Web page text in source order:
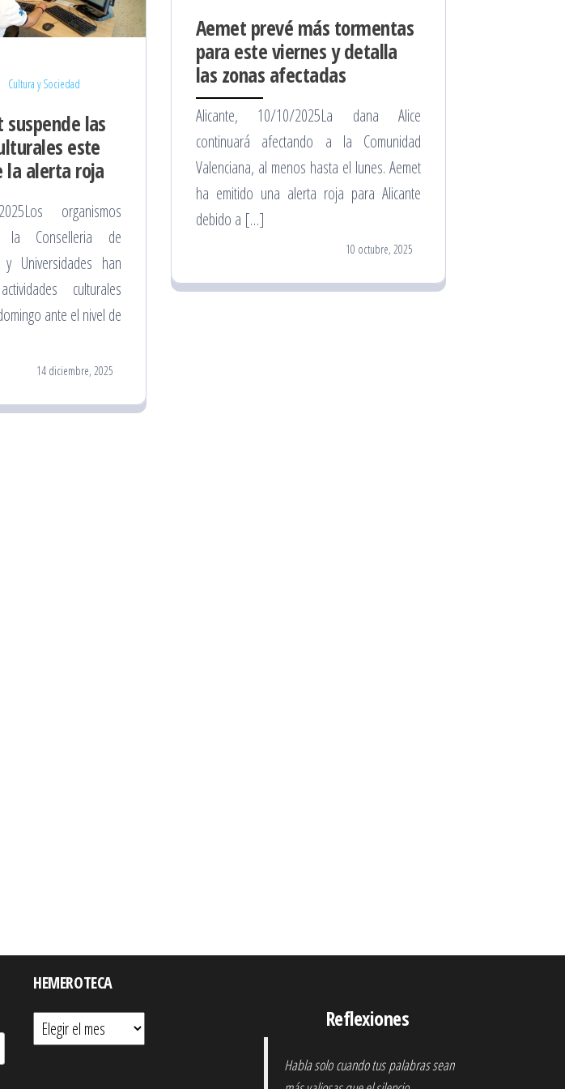
Cultura y Sociedad
suspende las
este
la alerta roja
organismos
la Conselleria de
y Universidades han
culturales
ante el nivel de
14 diciembre, 2025
Aemet prevé más tormentas
para este viernes y detalla
las zonas afectadas
Alicante, 10/10/2025La dana Alice
continuará afectando a la Comunidad
Valenciana, al menos hasta el lunes. Aemet
ha emitido una alerta roja para Alicante
debido a […]
10 octubre, 2025
HEMEROTECA
Hemeroteca
Reflexiones
Habla solo cuando tus palabras sean